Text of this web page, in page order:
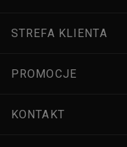
STREFA KLIENTA
PROMOCJE
KONTAKT